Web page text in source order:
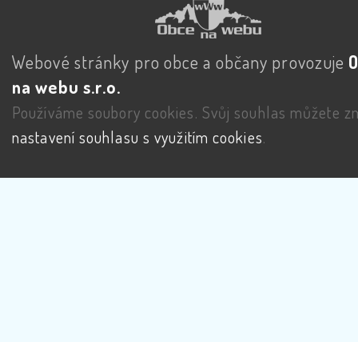
Webové stránky pro obce a občany provozuje
na webu s.r.o.
Používáme soubory cookies. Svůj souhlas můžete
nastavení souhlasu s využitím cookies.